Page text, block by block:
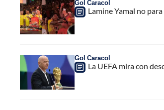
Gol Caracol
Lamine Yamal no
Gol Caracol
La UEFA mira con